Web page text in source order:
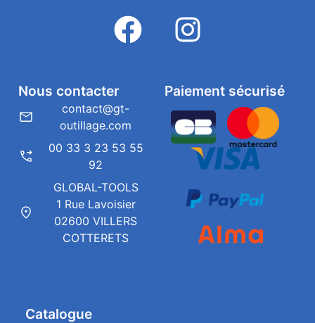
Catalogue
Paiement sécurisé
Nous contacter
contact@gt-
outillage.com
00 33 3 23 53 55
92
GLOBAL-TOOLS
1 Rue Lavoisier
02600 VILLERS
COTTERETS